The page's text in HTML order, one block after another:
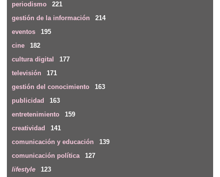
periodismo
221
gestión de la información
214
eventos
195
cine
182
cultura digital
177
televisión
171
gestión del conocimiento
163
publicidad
163
entretenimiento
159
creatividad
141
comunicación y educación
139
comunicación política
127
lifestyle
123